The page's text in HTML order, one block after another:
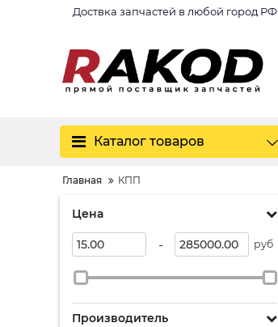
Доствка запчастей в любой город РФ
Каталог товаров
Главная КПП
Цена
- руб
Производитель